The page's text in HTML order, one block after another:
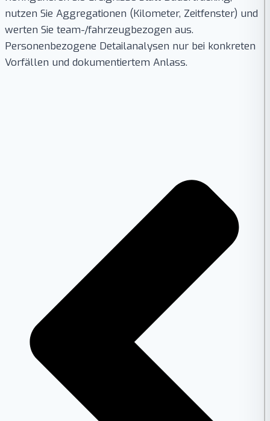
nutzen Sie Aggregationen (Kilometer, Zeitfenster) und
werten Sie team-/fahrzeugbezogen aus.
Personenbezogene Detailanalysen nur bei konkreten
Vorfällen und dokumentiertem Anlass.